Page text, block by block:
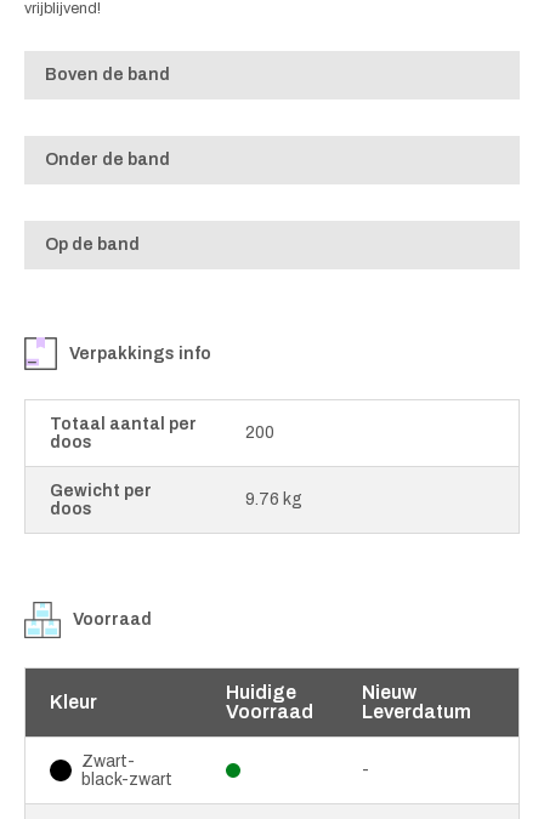
vrijblijvend!
Boven de band
Onder de band
Op de band
Verpakkings info
Totaal aantal per
doos
200
Gewicht per
doos
9.76 kg
Voorraad
Kleur
Huidige
Voorraad
Nieuw
Leverdatum
Zwart-
black-zwart
-